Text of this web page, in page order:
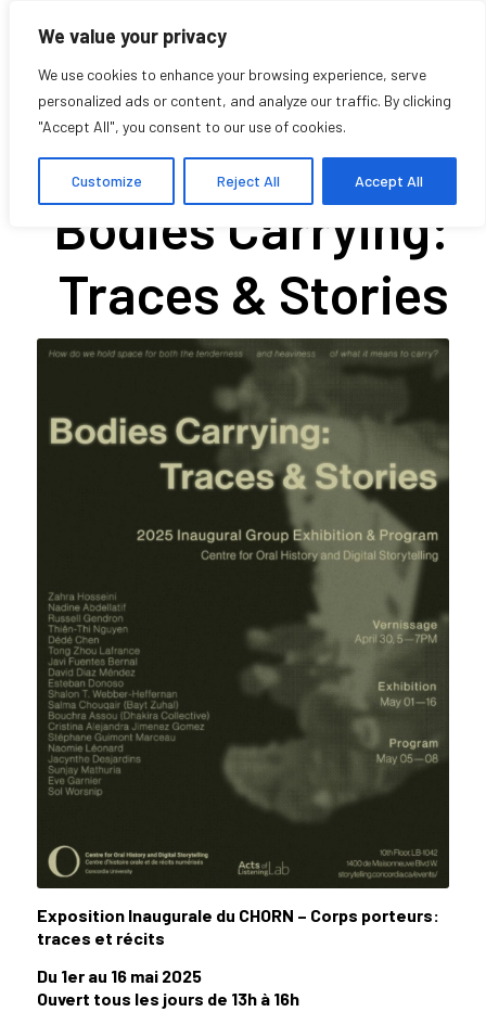
We value your privacy
We use cookies to enhance your browsing experience, serve
personalized ads or content, and analyze our traffic. By clicking
"Accept All", you consent to our use of cookies.
Customize Reject All Accept All
Exhibit hours –
Bodies Carrying:
Traces & Stories
Exposition Inaugurale du CHORN – Corps porteurs:
traces et récits
Du 1er au 16 mai 2025
Ouvert tous les jours de 13h à 16h